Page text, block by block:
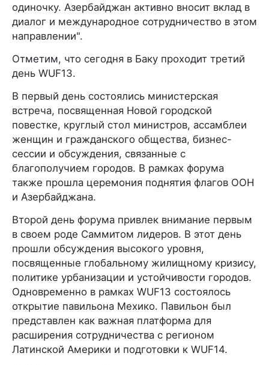
одиночку. Азербайджан активно вносит вклад в
диалог и международное сотрудничество в этом
направлении".
Отметим, что сегодня в Баку проходит третий
день WUF13.
В первый день состоялись министерская
встреча, посвященная Новой городской
повестке, круглый стол министров, ассамблеи
женщин и гражданского общества, бизнес-
сессии и обсуждения, связанные с
благополучием городов. В рамках форума
также прошла церемония поднятия флагов ООН
и Азербайджана.
Второй день форума привлек внимание первым
в своем роде Саммитом лидеров. В этот день
прошли обсуждения высокого уровня,
посвященные глобальному жилищному кризису,
политике урбанизации и устойчивости городов.
Одновременно в рамках WUF13 состоялось
открытие павильона Мехико. Павильон был
представлен как важная платформа для
расширения сотрудничества с регионом
Латинской Америки и подготовки к WUF14.